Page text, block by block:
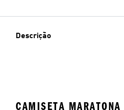
Descrição
CAMISETA